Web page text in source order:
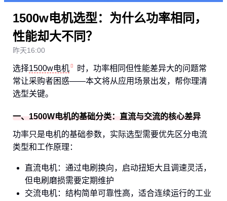
1500w电机选型：为什么功率相同，
性能却大不同？
昨天16:00
选择1500w电机
时，功率相同但性能差异大的问题常
常让采购者困惑——本文将从应用场景出发，帮你理清
选型关键。
一、1500W电机的基础分类：直流与交流的核心差异
功率只是电机的基础参数，实际选型需要优先区分电流
类型和工作原理：
直流电机：通过电刷换向，启动扭矩大且调速灵活，
但电刷磨损需要定期维护
交流电机：结构简单可靠性高，适合连续运行的工业